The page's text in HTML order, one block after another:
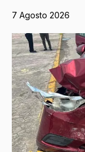
7 Agosto 2026